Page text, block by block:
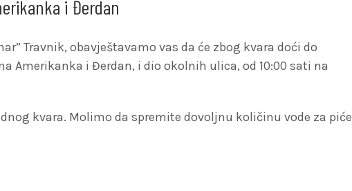
i Đerdan
Travnik, obavještavamo vas da će zbog kvara doći do
Amerikanka i Đerdan, i dio okolnih ulica, od 10:00 sati na
kvara. Molimo da spremite dovoljnu količinu vode za piće